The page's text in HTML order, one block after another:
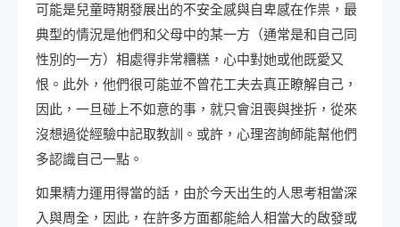
可能是兒童時期發展出的不安全感與自卑感在作祟，最
典型的情況是他們和父母中的某一方（通常是和自己同
性別的一方）相處得非常糟糕，心中對她或他既愛又
恨。此外，他們很可能並不曾花工夫去真正瞭解自己，
因此，一旦碰上不如意的事，就只會沮喪與挫折，從來
沒想過從經驗中記取教訓。或許，心理咨詢師能幫他們
多認識自己一點。
如果精力運用得當的話，由於今天出生的人思考相當深
入與周全，因此，在許多方面都能給人相當大的啟發或